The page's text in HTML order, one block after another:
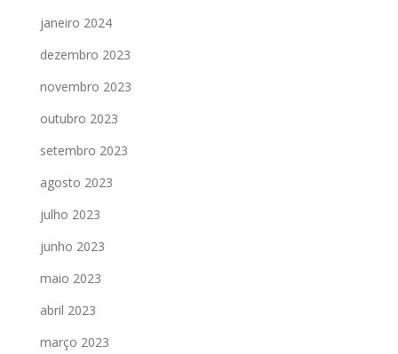
janeiro 2024
dezembro 2023
novembro 2023
outubro 2023
setembro 2023
agosto 2023
julho 2023
junho 2023
maio 2023
abril 2023
março 2023